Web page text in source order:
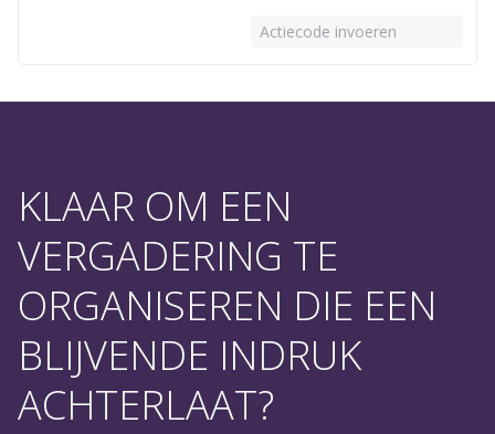
Actiecode invoeren
KLAAR OM EEN
VERGADERING TE
ORGANISEREN DIE EEN
BLIJVENDE INDRUK
ACHTERLAAT?